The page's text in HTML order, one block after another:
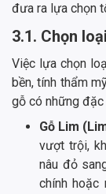
đưa ra lựa chọn
3.1. Chọn
Việc lựa chọn
bền, tính thẩm
gỗ có những đặc
Gỗ Lim
vượt trội,
nâu đỏ
chính